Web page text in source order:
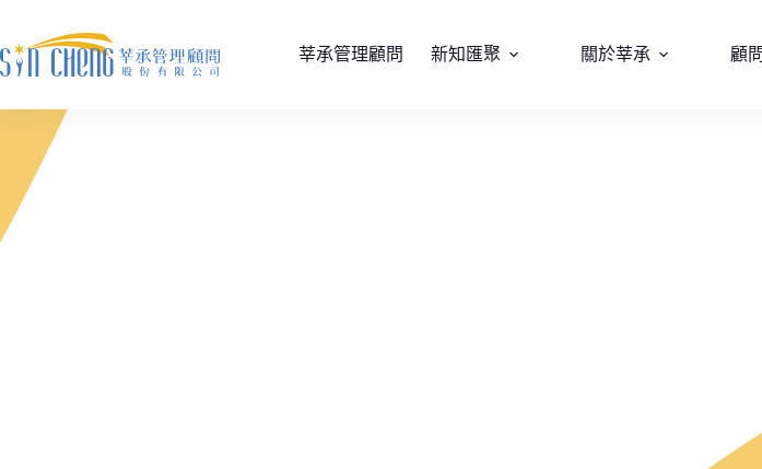
莘承管理顧問 新知匯聚 關於莘承 顧